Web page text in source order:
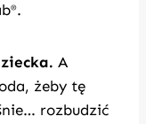
®.
A
żeby tę
rozbudzić